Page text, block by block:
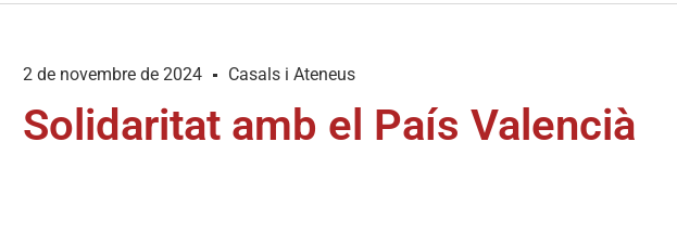
2 de novembre de 2024 Casals i Ateneus
Solidaritat amb el País Valencià